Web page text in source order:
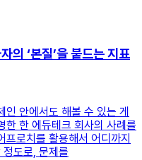
‘본질’을 붙드는 지표
안에서도 해볼 수 있는 게
한 한 에듀테크 회사의 사례를
로치를 활용해서 어디까지
도로, 문제를